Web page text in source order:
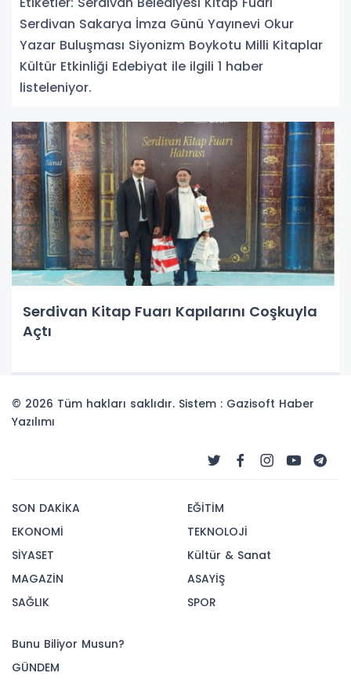
Serdivan Sakarya İmza Günü Yayınevi Okur
Yazar Buluşması Siyonizm Boykotu Milli Kitaplar
Kültür Etkinliği Edebiyat ile ilgili 1 haber
listeleniyor.
Serdivan Kitap Fuarı Kapılarını Coşkuyla
Açtı
© 2026 Tüm hakları saklıdır. Sistem : Gazisoft Haber
Yazılımı
SON DAKİKA
EKONOMİ
SİYASET
MAGAZİN
SAĞLIK
EĞİTİM
TEKNOLOJİ
Kültür & Sanat
ASAYİŞ
SPOR
Bunu Biliyor Musun?
GÜNDEM